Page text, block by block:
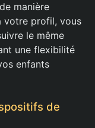
manière
votre profil, vous
le même
une flexibilité
enfants
de